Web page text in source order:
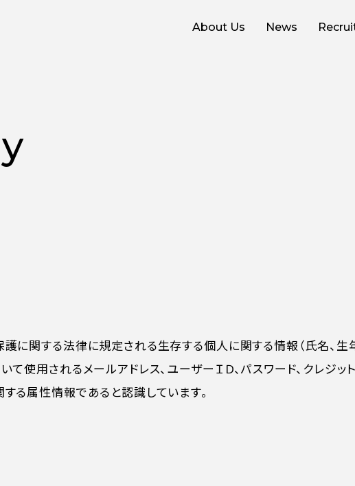
About Us News
に関する法律に規定される生存する個人に関する情報（氏名、
使用されるメールアドレス、ユーザーＩＤ、パスワード、クレジ
る属性情報であると認識しています。